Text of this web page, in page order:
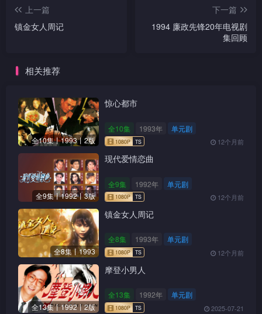
上一篇
镇金女人周记
下一篇
1994 廉政先锋20年电视剧
集回顾
相关推荐
全10集丨1993丨2版
惊心都市
全10集 1993年 单元剧
12个月前
全9集丨1992丨3版
现代爱情恋曲
全9集 1992年 单元剧
12个月前
全8集丨1993
镇金女人周记
全8集 1993年 单元剧
12个月前
全13集丨1992丨2版
摩登小男人
全13集 1992年 单元剧
2025-07-21